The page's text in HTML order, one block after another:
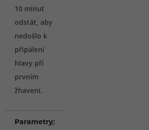
10 minut
odstát, aby
nedošlo k
připálení
hlavy při
prvním
žhavení.
Parametry